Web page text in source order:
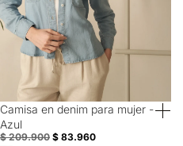
60% Off
Camisa en denim para mujer -
Azul
$ 209.900 $ 83.960